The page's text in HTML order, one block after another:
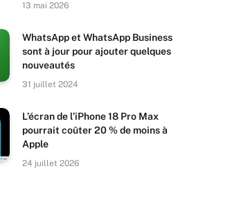
13 mai 2026
WhatsApp et WhatsApp Business
sont à jour pour ajouter quelques
nouveautés
31 juillet 2024
L’écran de l’iPhone 18 Pro Max
pourrait coûter 20 % de moins à
Apple
24 juillet 2026